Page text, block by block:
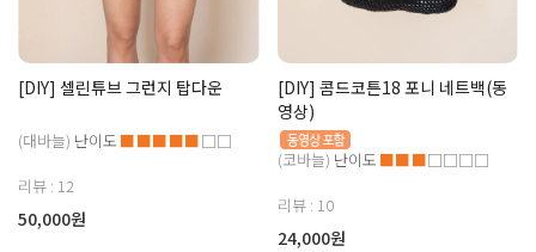
[DIY] 셀린튜브 그런지 탑다운
(대바늘) 난이도 ■■■■■□□
리뷰 : 12
50,000원
[DIY] 콤드코튼18 포니 네트백(동
영상)
(코바늘) 난이도 ■■■□□□□
리뷰 : 10
24,000원